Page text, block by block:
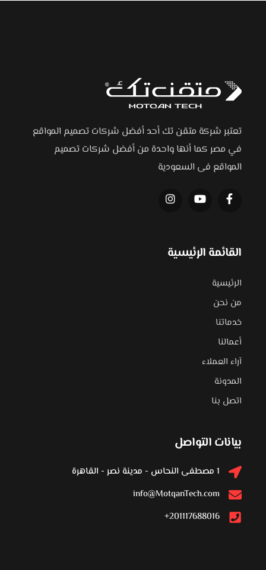
تعتبر شركة متقن تك أحد أفضل شركات تصميم المواقع
في مصر كما أنها واحدة من أفضل شركات تصميم
المواقع فى السعودية
القائمة الرئيسية
الرئيسية
من نحن
خدماتنا
أعمالنا
آراء العملاء
المدونة
اتصل بنا
بيانات التواصل
1 مصطفى النحاس - مدينة نصر - القاهرة
info@MotqanTech.com
201117688016+